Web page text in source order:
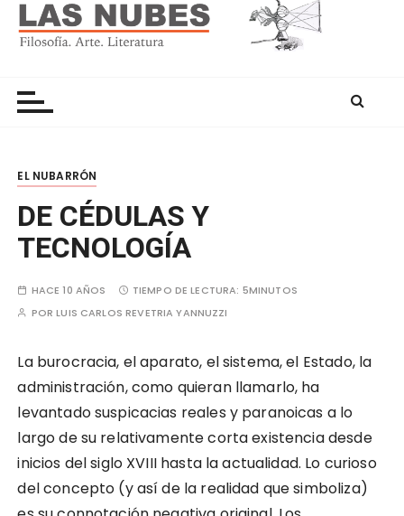
EL NUBARRÓN
DE CÉDULAS Y
TECNOLOGÍA
HACE 10 AÑOS TIEMPO DE LECTURA: 5MINUTOS
PORLUIS CARLOS REVETRIA YANNUZZI
La burocracia, el aparato, el sistema, el Estado, la
administración, como quieran llamarlo, ha
levantado suspicacias reales y paranoicas a lo
largo de su relativamente corta existencia desde
inicios del siglo XVIII hasta la actualidad. Lo curioso
del concepto (y así de la realidad que simboliza)